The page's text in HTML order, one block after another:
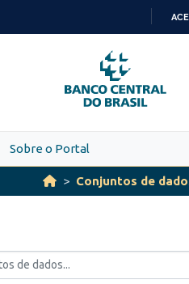
PARA
O
CONTEÚDO
Sobre o Portal
Conjuntos de